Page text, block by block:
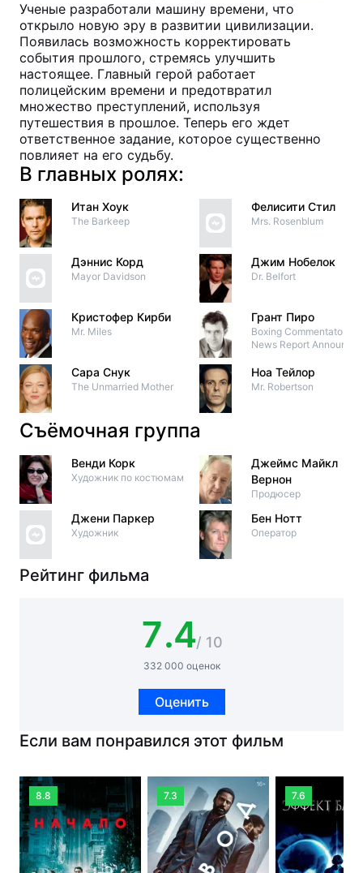
Ученые разработали машину времени, что
открыло новую эру в развитии цивилизации.
Появилась возможность корректировать
события прошлого, стремясь улучшить
настоящее. Главный герой работает
полицейским времени и предотвратил
множество преступлений, используя
путешествия в прошлое. Теперь его ждет
ответственное задание, которое существенно
повлияет на его судьбу.
В главных ролях:
Итан Хоук
The Barkeep
Дэннис Корд
Mayor Davidson
Кристофер Кирби
Mr. Miles
Сара Снук
The Unmarried Mother
Фелисити Стил
Mrs. Rosenblum
Джим Нобелок
Dr. Belfort
Грант Пиро
Boxing Commentator 2 /
News Report Announcer
Ноа Тейлор
Mr. Robertson
Съёмочная группа
Венди Корк
Художник по костюмам
Джени Паркер
Художник
Джеймс Майкл
Вернон
Продюсер
Бен Нотт
Оператор
Рейтинг фильма
7.4/ 10
332 000 оценок
Оценить
Если вам понравился этот фильм
8.8 7.3 7.6